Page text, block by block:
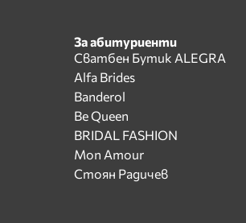
За абитуриенти
Сватбен Бутик ALEGRA
Alfa Brides
Banderol
Be Queen
BRIDAL FASHION
Mon Amour
Стоян Радичев